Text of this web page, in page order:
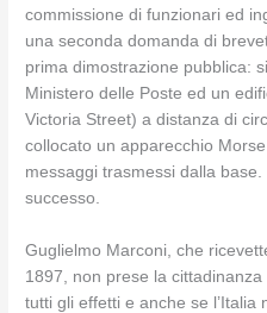
commissione di funzionari ed
una seconda domanda di
prima dimostrazione pubblica:
Ministero delle Poste ed un
Victoria Street) a distanza di
collocato un apparecchio
messaggi trasmessi dalla
successo.
Guglielmo Marconi, che
1897, non prese la
tutti gli effetti e anche se l’Italia